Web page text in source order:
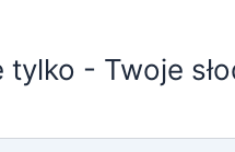
tylko - Twoje